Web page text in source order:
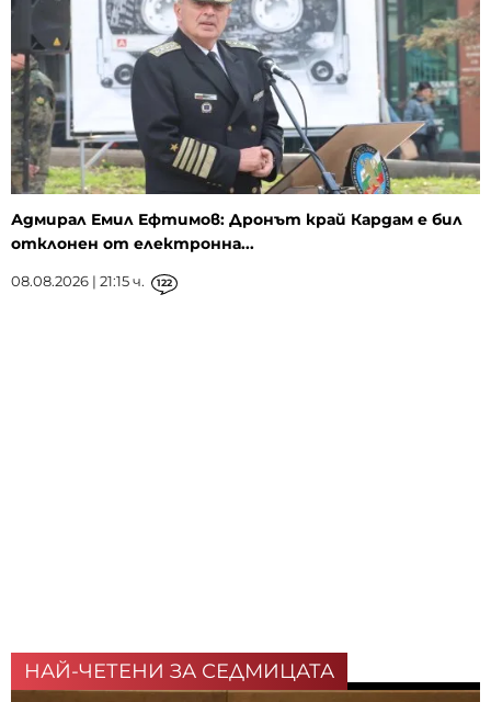
Адмирал Емил Ефтимов: Дронът край Кардам е бил
отклонен от електронна...
08.08.2026 | 21:15 ч. 122
НАЙ-ЧЕТЕНИ ЗА СЕДМИЦАТА